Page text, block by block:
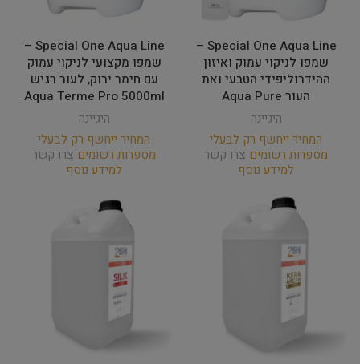
Special One Aqua Line –
שמפו לניקוי עמוק ואיזון
ההידרוליפידי הטבעי ואת
העור Aqua Pure
היגיינה
המחיר ייחשף רק לבעלי
מספרות רשומים צרו קשר
למידע נוסף
Special One Aqua Line –
שמפו מקצועי לניקוי עמוק
עם חימר ירוק, לעור רגיש
Aqua Terme Pro 5000ml
היגיינה
המחיר ייחשף רק לבעלי
מספרות רשומים צרו קשר
למידע נוסף